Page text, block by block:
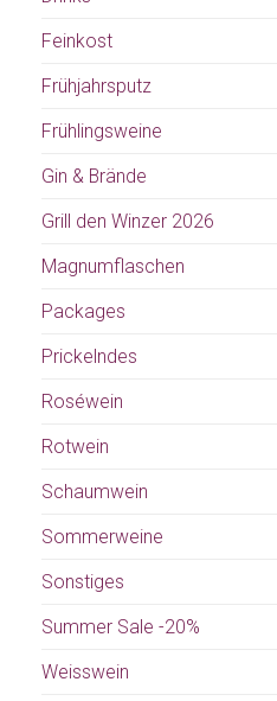
Feinkost
Frühjahrsputz
Frühlingsweine
Gin & Brände
Grill den Winzer 2026
Magnumflaschen
Packages
Prickelndes
Roséwein
Rotwein
Schaumwein
Sommerweine
Sonstiges
Summer Sale -20%
Weisswein